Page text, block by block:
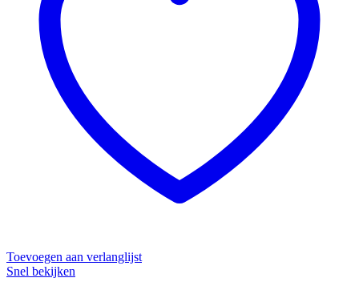
Toevoegen aan verlanglijst
Snel bekijken